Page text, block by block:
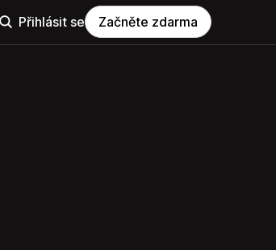
Přihlásit se Začněte zdarma